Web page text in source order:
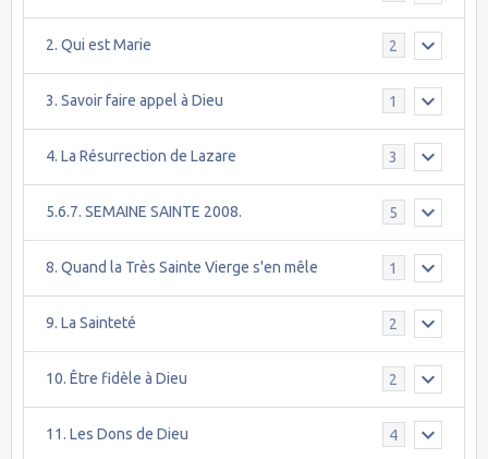
2. Qui est Marie 2
3. Savoir faire appel à Dieu 1
4. La Résurrection de Lazare 3
5.6.7. SEMAINE SAINTE 2008. 5
8. Quand la Très Sainte Vierge s'en mêle 1
9. La Sainteté 2
10. Être fidèle à Dieu 2
11. Les Dons de Dieu 4